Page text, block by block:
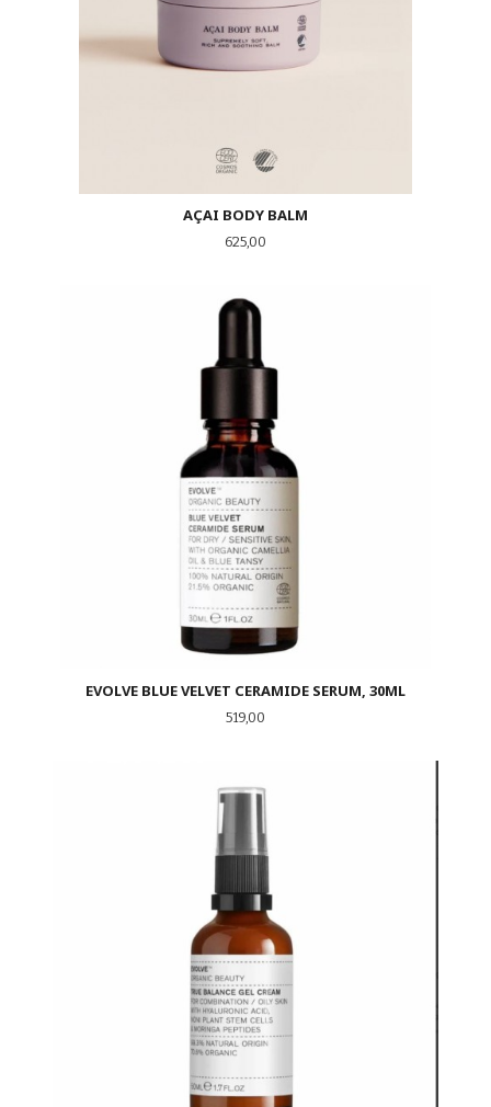
AÇAI BODY BALM
Pris
625,00
EVOLVE BLUE VELVET CERAMIDE SERUM, 30ML
Pris
519,00